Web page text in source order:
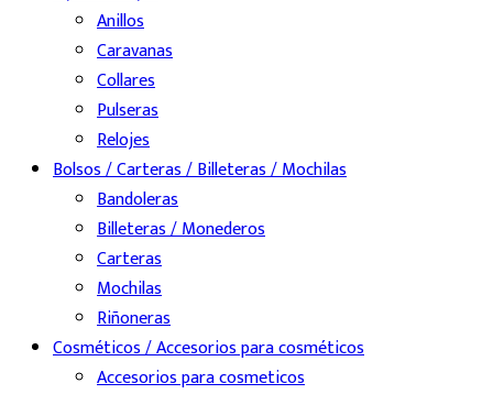
Anillos
Caravanas
Collares
Pulseras
Relojes
Bolsos / Carteras / Billeteras / Mochilas
Bandoleras
Billeteras / Monederos
Carteras
Mochilas
Riñoneras
Cosméticos / Accesorios para cosméticos
Accesorios para cosmeticos